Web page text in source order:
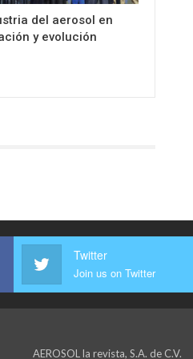
del aerosol en
y evolución
Twitter
Join us on Twitter
AEROSOL la revista, S.A. de C.V.